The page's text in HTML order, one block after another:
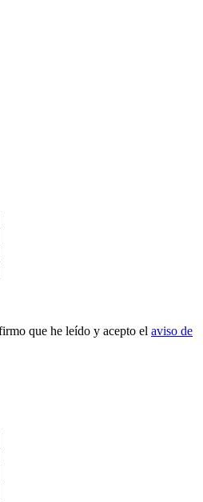
que he leído y acepto el aviso de